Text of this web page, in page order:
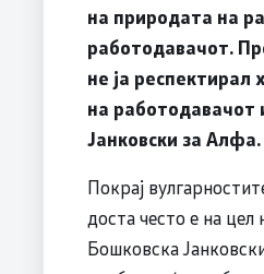
на природата на
работодавачот.
не ја респектирал
на работодавачот
Јанковски за Алфа.
Покрај
доста често е на цел
Бошковска